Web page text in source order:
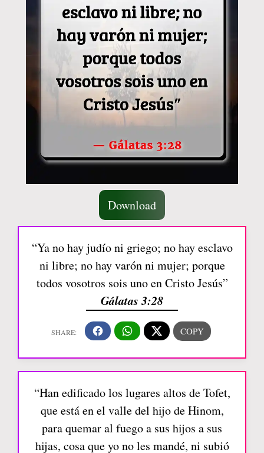
Download
“Ya no hay judío ni griego; no hay esclavo
ni libre; no hay varón ni mujer; porque
todos vosotros sois uno en Cristo Jesús”
Gálatas 3:28
“Han edificado los lugares altos de Tofet,
que está en el valle del hijo de Hinom,
para quemar al fuego a sus hijos a sus
hijas, cosa que yo no les mandé, ni subió